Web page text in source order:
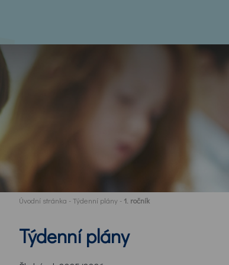
Úvodní stránka -Týdenní plány - 1. ročník
Týdenní plány